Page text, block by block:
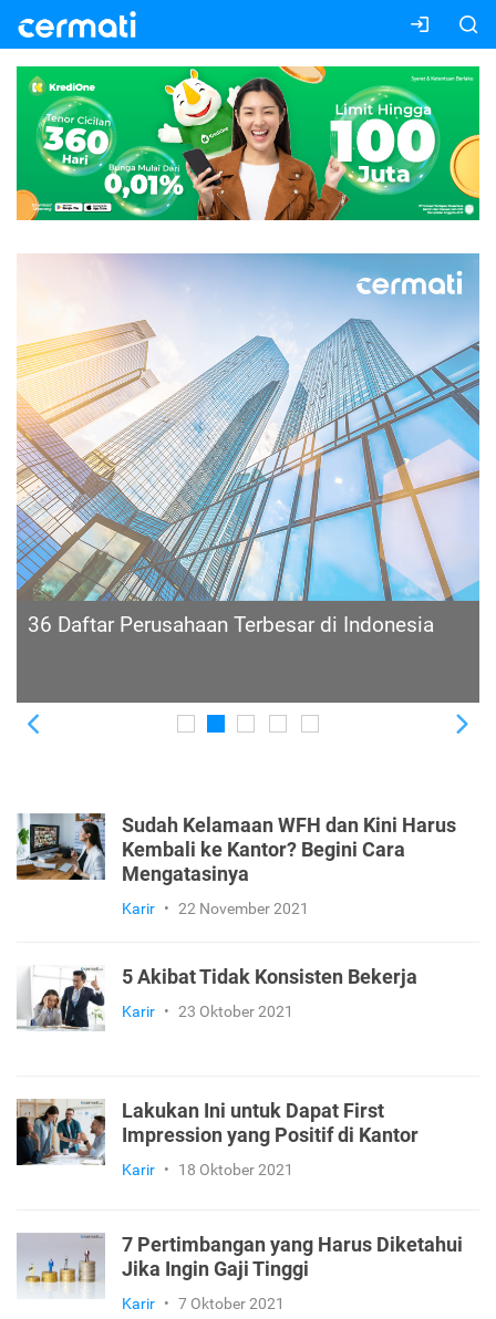
16 Langkah Perencanaan Karier agar Bisa
Sudah Kelamaan WFH dan Kini Harus
Kembali ke Kantor? Begini Cara
Mengatasinya
Karir • 22 November 2021
5 Akibat Tidak Konsisten Bekerja
Karir • 23 Oktober 2021
Lakukan Ini untuk Dapat First
Impression yang Positif di Kantor
Karir • 18 Oktober 2021
7 Pertimbangan yang Harus Diketahui
Jika Ingin Gaji Tinggi
Karir • 7 Oktober 2021